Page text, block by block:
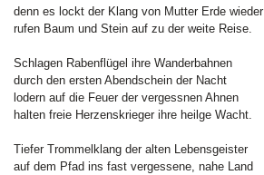
denn es lockt der Klang von Mutter Erde wieder
rufen Baum und Stein auf zu der weite Reise.
Schlagen Rabenflügel ihre Wanderbahnen
durch den ersten Abendschein der Nacht
lodern auf die Feuer der vergessnen Ahnen
halten freie Herzenskrieger ihre heilge Wacht.
Tiefer Trommelklang der alten Lebensgeister
auf dem Pfad ins fast vergessene, nahe Land